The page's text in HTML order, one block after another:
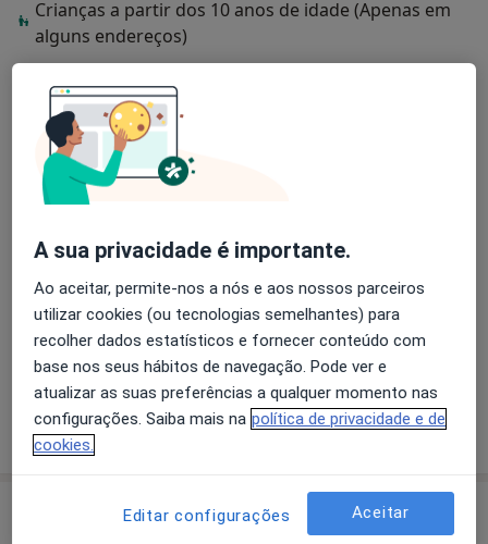
Crianças a partir dos 10 anos de idade (Apenas em
alguns endereços)
PresencialVer locais (6)
Fotos e vídeos
Ver galeria (1)
Mostrar mais detalhes
Serviços e preços
A sua privacidade é importante.
Ao aceitar, permite-nos a nós e aos nossos parceiros
utilizar cookies (ou tecnologias semelhantes) para
recolher dados estatísticos e fornecer conteúdo com
base nos seus hábitos de navegação. Pode ver e
atualizar as suas preferências a qualquer momento nas
configurações. Saiba mais na política de privacidade e de
cookies.
Editar configurações Aceitar